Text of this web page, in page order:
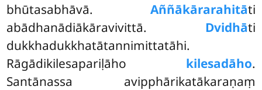
bhūtasabhāvā. Aññākārarahitāti
abādhanādiākāravivittā. Dvidhāti
dukkhadukkhatātannimittatāhi.
Rāgādikilesapariḷāho kilesadāho.
Santānassa avipphārikatākaraṇaṃ